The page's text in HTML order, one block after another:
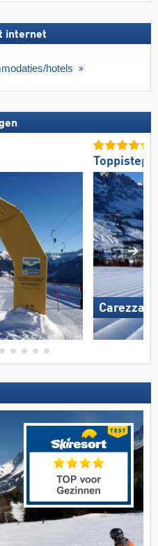
internet
hotels
Carezza